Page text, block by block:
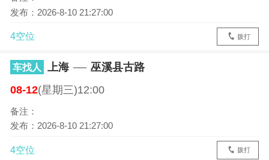
发布：2026-8-10 21:27:00
4空位 拨打
车找人 上海
巫溪县古路
08-12(星期三)12:00
备注：
发布：2026-8-10 21:27:00
4空位 拨打